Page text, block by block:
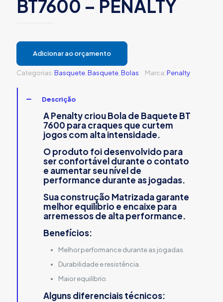
BT7600 – PENALTY
Adicionar ao orçamento
Categorias:Basquete,Basquete,Bolas Marca:Penalty
Descrição
A Penalty criouBola de Baquete BT
7600 para craques que curtem
jogos com alta intensidade.
O produto foi desenvolvido para
ser confortável durante o contato
e aumentar seu nível de
performance durante as jogadas.
Sua construção Matrizada garante
melhor equilíbrio e encaixe para
arremessos de alta performance.
Benefícios:
Melhor performance durante as jogadas.
Durabilidade e resistência.
Maior equilíbrio.
Alguns diferenciais técnicos: